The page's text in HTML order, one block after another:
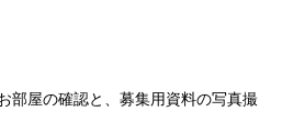
屋の確認と、募集用資料の写真撮